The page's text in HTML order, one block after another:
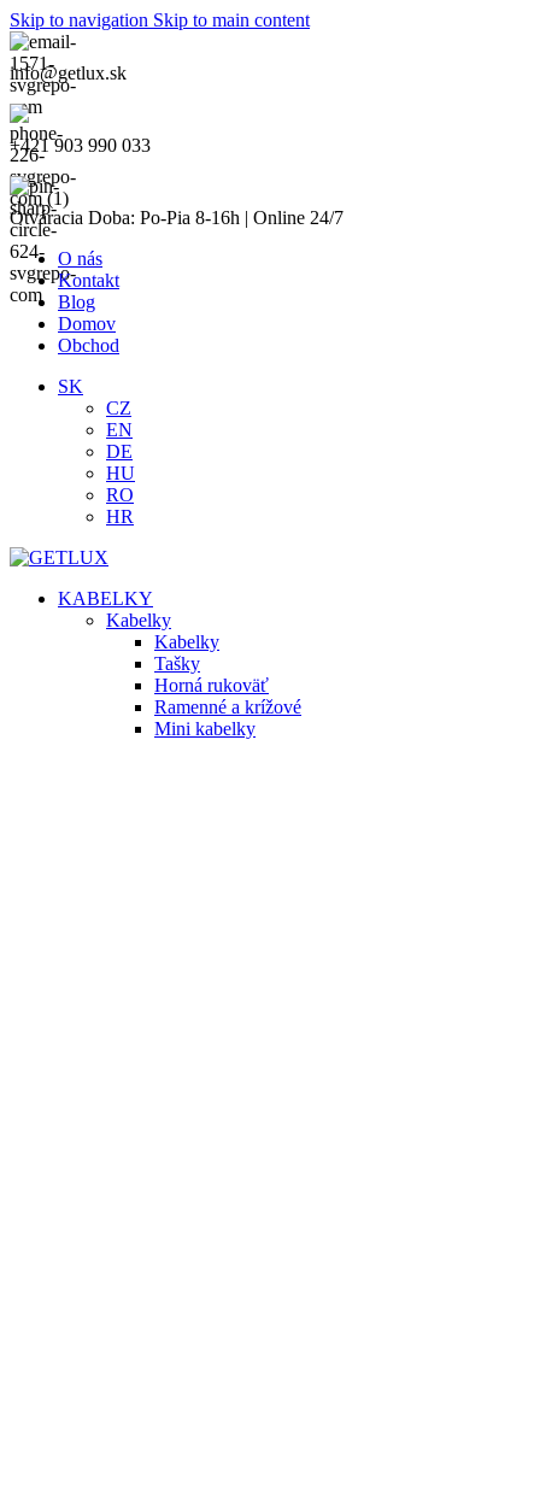
Skip to navigation Skip to main content
info@getlux.sk
+421 903 990 033
Otváracia Doba: Po-Pia 8-16h | Online 24/7
O nás
Kontakt
Blog
Domov
Obchod
SK
CZ
EN
DE
HU
RO
HR
KABELKY
Kabelky
Kabelky
Tašky
Horná rukoväť
Ramenné a krížové
Mini kabelky